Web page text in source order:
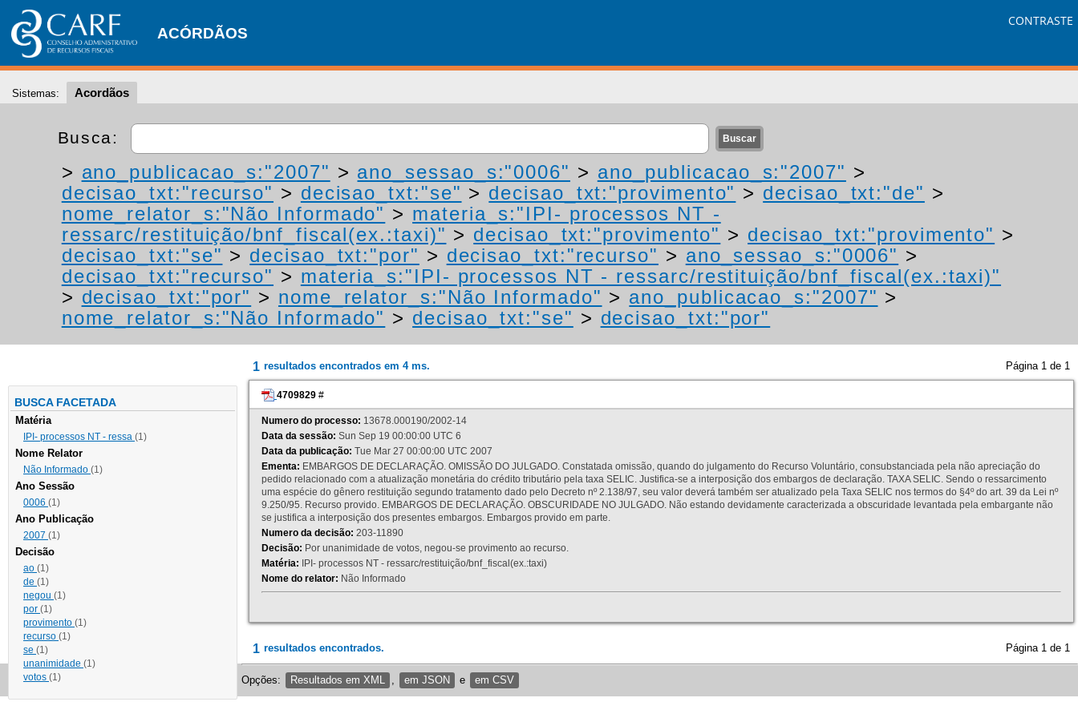
ACÓRDÃOS
CONTRASTE
Sistemas: Acordãos
Busca:
> ano_publicacao_s:"2007" > ano_sessao_s:"0006" > ano_publicacao_s:"2007" >
decisao_txt:"recurso" > decisao_txt:"se" > decisao_txt:"provimento" > decisao_txt:"de" >
nome_relator_s:"Não Informado" > materia_s:"IPI- processos NT -
ressarc/restituição/bnf_fiscal(ex.:taxi)" > decisao_txt:"provimento" > decisao_txt:"provimento" >
decisao_txt:"se" > decisao_txt:"por" > decisao_txt:"recurso" > ano_sessao_s:"0006" >
decisao_txt:"recurso" > materia_s:"IPI- processos NT - ressarc/restituição/bnf_fiscal(ex.:taxi)"
> decisao_txt:"por" > nome_relator_s:"Não Informado" > ano_publicacao_s:"2007" >
nome_relator_s:"Não Informado" > decisao_txt:"se" > decisao_txt:"por"
BUSCA FACETADA
Matéria
IPI- processos NT - ressa (1)
Nome Relator
Não Informado (1)
Ano Sessão
0006 (1)
Ano Publicação
2007 (1)
Decisão
ao (1)
de (1)
negou (1)
por (1)
provimento (1)
recurso (1)
se (1)
unanimidade (1)
votos (1)
1 resultados encontrados em 4 ms. Página 1 de 1
4709829 #
Numero do processo: 13678.000190/2002-14
Data da sessão: Sun Sep 19 00:00:00 UTC 6
Data da publicação: Tue Mar 27 00:00:00 UTC 2007
Ementa: EMBARGOS DE DECLARAÇÃO. OMISSÃO DO JULGADO. Constatada omissão, quando do julgamento do Recurso Voluntário, consubstanciada pela não apreciação do
pedido relacionado com a atualização monetária do crédito tributário pela taxa SELIC. Justifica-se a interposição dos embargos de declaração. TAXA SELIC. Sendo o ressarcimento
uma espécie do gênero restituição segundo tratamento dado pelo Decreto nº 2.138/97, seu valor deverá também ser atualizado pela Taxa SELIC nos termos do §4º do art. 39 da Lei nº
9.250/95. Recurso provido. EMBARGOS DE DECLARAÇÃO. OBSCURIDADE NO JULGADO. Não estando devidamente caracterizada a obscuridade levantada pela embargante não
se justifica a interposição dos presentes embargos. Embargos provido em parte.
Numero da decisão: 203-11890
Decisão: Por unanimidade de votos, negou-se provimento ao recurso.
Matéria: IPI- processos NT - ressarc/restituição/bnf_fiscal(ex.:taxi)
Nome do relator: Não Informado
1 resultados encontrados. Página 1 de 1
Opções: Resultados em XML em JSON e em CSV